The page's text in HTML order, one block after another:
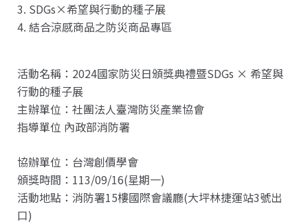
3. SDGs×希望與行動的種子展
4. 結合涼感商品之防災商品專區
活動名稱：2024國家防災日頒獎典禮暨SDGs × 希望與
行動的種子展
主辦單位：社團法人臺灣防災產業協會
指導單位 內政部消防署
協辦單位：台灣創價學會
頒獎時間：113/09/16(星期一)
活動地點：消防署15樓國際會議廳(大坪林捷運站3號出
口)